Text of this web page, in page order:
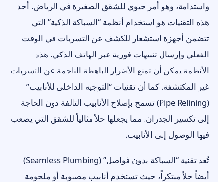
واستدامة، وهو أمر حيوي للشقق الصغيرة في الرياض. أحد
هذه التقنيات هو استخدام أنظمة “السباكة الذكية” التي
تتضمن أجهزة استشعار للكشف عن التسربات في الوقت
الفعلي وإرسال تنبيهات فورية عبر الهاتف الذكي. هذه
الأنظمة يمكن أن تمنع الأضرار الباهظة الناجمة عن التسربات
غير المكتشفة. كما أن تقنيات “التوجيه الداخلي للأنابيب”
(Pipe Relining) تسمح بإصلاح الأنابيب التالفة دون الحاجة
إلى تكسير الجدران، مما يجعلها حلاً مثالياً للشقق التي يصعب
فيها الوصول إلى الأنابيب.
تُعد تقنية “السباكة بدون فواصل” (Seamless Plumbing)
أيضاً حلاً مبتكراً، حيث تستخدم أنابيب مصبوبة أو ملحومة